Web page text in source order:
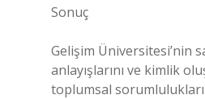
Sonuç
Gelişim Üniversitesi’nin
anlayışlarını ve kimlik
toplumsal